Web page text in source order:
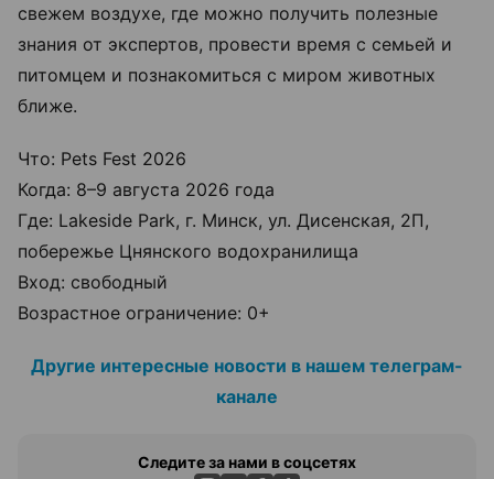
свежем воздухе, где можно получить полезные
знания от экспертов, провести время с семьей и
питомцем и познакомиться с миром животных
ближе.
Что: Pets Fest 2026
Когда: 8–9 августа 2026 года
Где: Lakeside Park, г. Минск, ул. Дисенская, 2П,
побережье Цнянского водохранилища
Вход: свободный
Возрастное ограничение: 0+
Другие интересные новости в нашем телеграм-
канале
Следите за нами в соцсетях